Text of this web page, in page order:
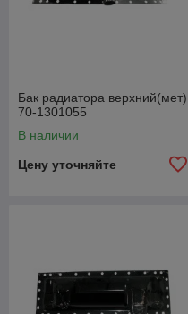
Бак радиатора верхний(мет)
70-1301055
В наличии
Цену уточняйте